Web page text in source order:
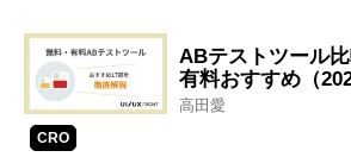
ABテストツール
有料おすすめ（
高田愛
CRO